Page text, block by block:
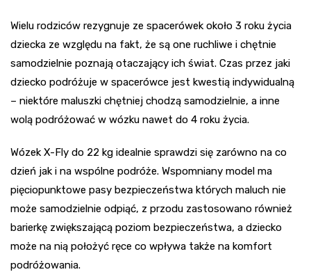
Wielu rodziców rezygnuje ze spacerówek około 3 roku życia
dziecka ze względu na fakt, że są one ruchliwe i chętnie
samodzielnie poznają otaczający ich świat. Czas przez jaki
dziecko podróżuje w spacerówce jest kwestią indywidualną
– niektóre maluszki chętniej chodzą samodzielnie, a inne
wolą podróżować w wózku nawet do 4 roku życia.
Wózek X-Fly do 22 kg idealnie sprawdzi się zarówno na co
dzień jak i na wspólne podróże. Wspomniany model ma
pięciopunktowe pasy bezpieczeństwa których maluch nie
może samodzielnie odpiąć, z przodu zastosowano również
barierkę zwiększającą poziom bezpieczeństwa, a dziecko
może na nią położyć ręce co wpływa także na komfort
podróżowania.